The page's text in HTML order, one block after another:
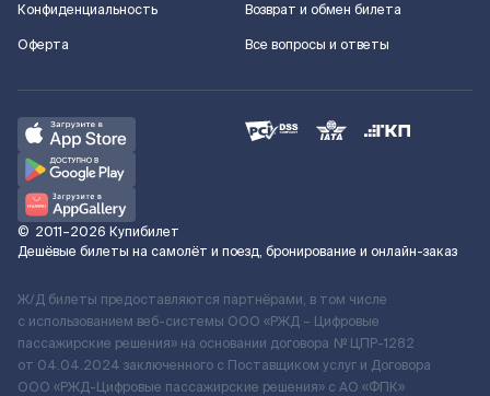
Конфиденциальность
Оферта
Возврат и обмен билета
Все вопросы и ответы
© 2011–2026 Купибилет
Дешёвые билеты на самолёт и поезд, бронирование и онлайн-заказ
Ж/Д билеты предоставляются партнёрами, в том числе
с использованием веб-системы ООО «РЖД – Цифровые
пассажирские решения» на основании договора № ЦПР-1282
от 04.04.2024 заключенного с Поставщиком услуг и Договора
ООО «РЖД-Цифровые пассажирские решения» c АО «ФПК»